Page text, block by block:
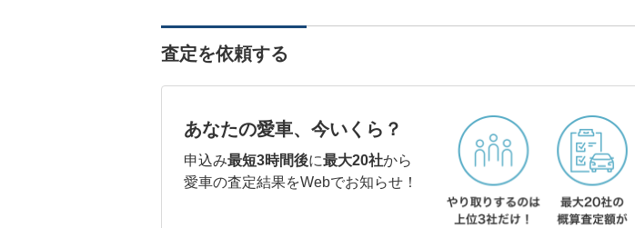
査定を依頼する
あなたの愛車、今いくら？
申込み最短3時間後に最大20社から
愛車の査定結果をWebでお知らせ！